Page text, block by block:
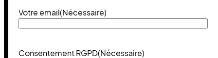
Votre email(Nécessaire)
Consentement RGPD(Nécessaire)